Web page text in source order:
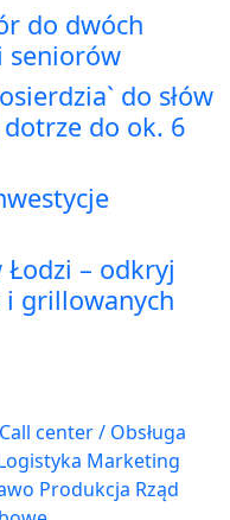
do dwóch
seniorów
do słów
do ok. 6
– odkryj
grillowanych
Call center / Obsługa
Marketing
Produkcja Rząd